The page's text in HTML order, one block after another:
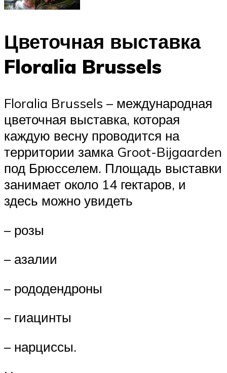
Цветочная выставка
Floralia Brussels
Floralia Brussels – международная
цветочная выставка, которая
каждую весну проводится на
территории замка Groot-Bijgaarden
под Брюсселем. Площадь выставки
занимает около 14 гектаров, и
здесь можно увидеть
– розы
– азалии
– рододендроны
– гиацинты
– нарциссы.